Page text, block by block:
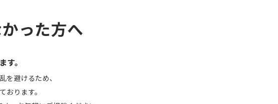
った方へ
す。
を避けるため、
おります。